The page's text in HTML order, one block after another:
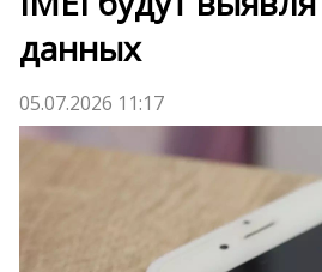
данных
05.07.2026 11:17